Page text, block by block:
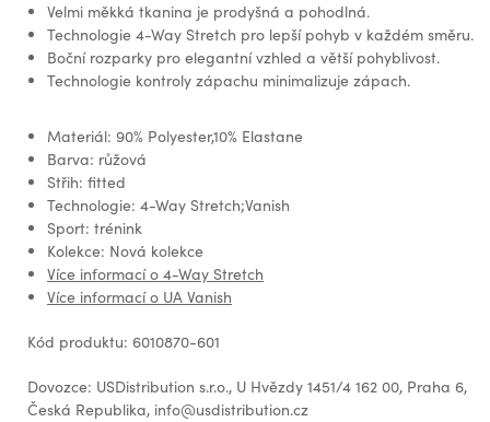
Velmi měkká tkanina je prodyšná a pohodlná.
Technologie 4-Way Stretch pro lepší pohyb v každém směru.
Boční rozparky pro elegantní vzhled a větší pohyblivost.
Technologie kontroly zápachu minimalizuje zápach.
Materiál: 90% Polyester,10% Elastane
Barva: růžová
Střih: fitted
Technologie: 4-Way Stretch;Vanish
Sport: trénink
Kolekce: Nová kolekce
Více informací o 4-Way Stretch
Více informací o UA Vanish
Kód produktu: 6010870-601
Dovozce: USDistribution s.r.o., U Hvězdy 1451/4 162 00, Praha 6,
Česká Republika, info@usdistribution.cz